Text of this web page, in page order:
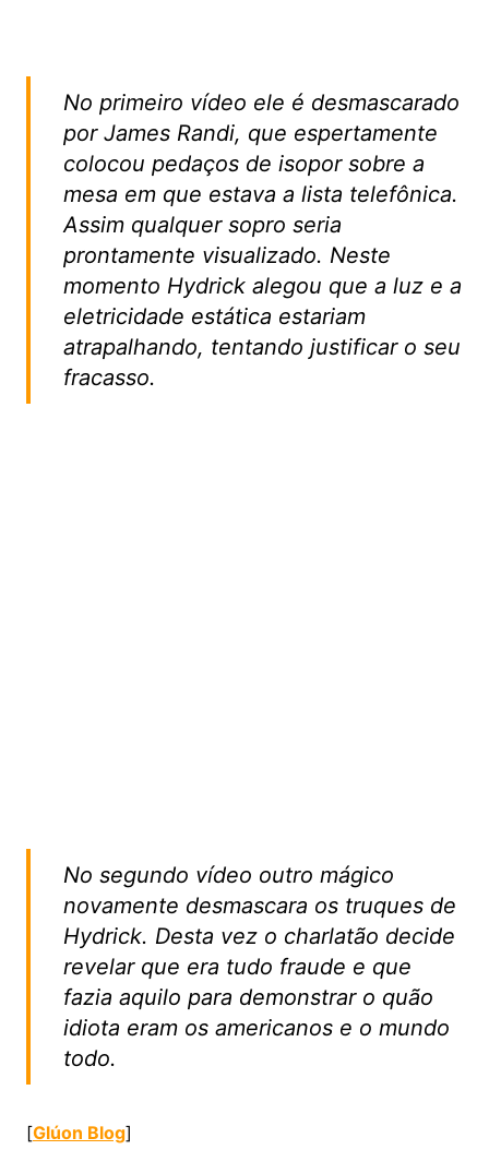
No primeiro vídeo ele é desmascarado
por James Randi, que espertamente
colocou pedaços de isopor sobre a
mesa em que estava a lista telefônica.
Assim qualquer sopro seria
prontamente visualizado. Neste
momento Hydrick alegou que a luz e a
eletricidade estática estariam
atrapalhando, tentando justificar o seu
fracasso.
No segundo vídeo outro mágico
novamente desmascara os truques de
Hydrick. Desta vez o charlatão decide
revelar que era tudo fraude e que
fazia aquilo para demonstrar o quão
idiota eram os americanos e o mundo
todo.
[Glúon Blog]